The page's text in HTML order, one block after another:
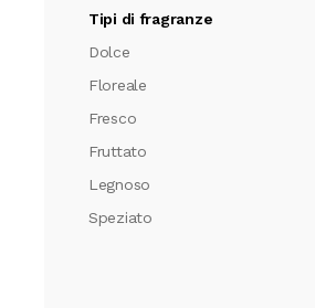
Tipi di fragranze
Dolce
Floreale
Fresco
Fruttato
Legnoso
Speziato